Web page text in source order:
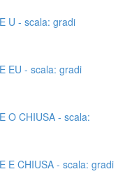
U - scala: gradi
EU - scala: gradi
O CHIUSA - scala:
E CHIUSA - scala: gradi